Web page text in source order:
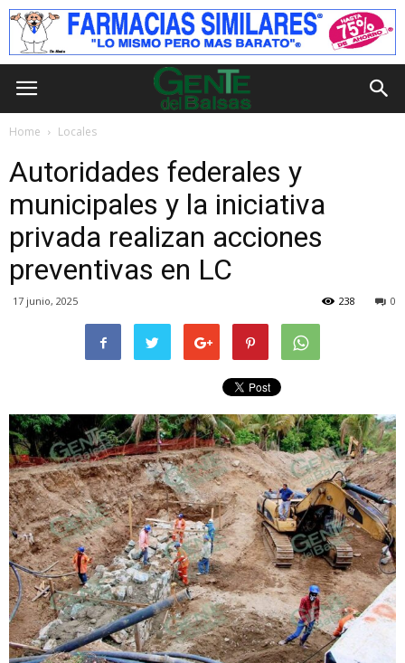
Home Locales
Autoridades federales y
municipales y la iniciativa
privada realizan acciones
preventivas en LC
17 junio, 2025 0
238